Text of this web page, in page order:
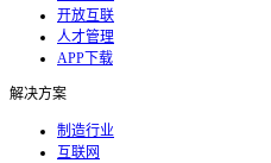
开放互联
人才管理
APP下载
解决方案
制造行业
互联网